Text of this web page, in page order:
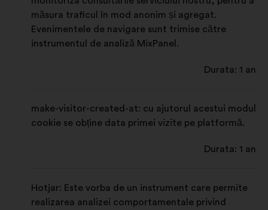
măsura traficul în mod anonim și agregat.
Evenimentele de navigare sunt trimise către
instrumentul de analiză MixPanel.
Durata: 1 an
make-visitor-created-at: cu ajutorul acestui modul
cookie se obține data primei vizite pe platformă.
Durata: 1 an
Hotjar: Este vorba de un instrument care permite
realizarea analizei comportamentale privind